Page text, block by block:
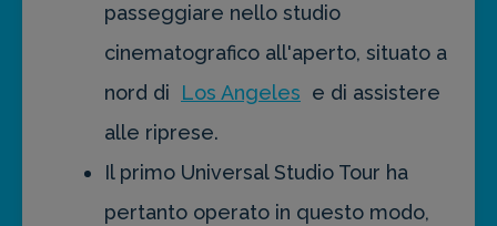
passeggiare nello studio
cinematografico all'aperto, situato a
nord di
Los Angeles e di assistere
alle riprese.
Il primo Universal Studio Tour ha
pertanto operato in questo modo,